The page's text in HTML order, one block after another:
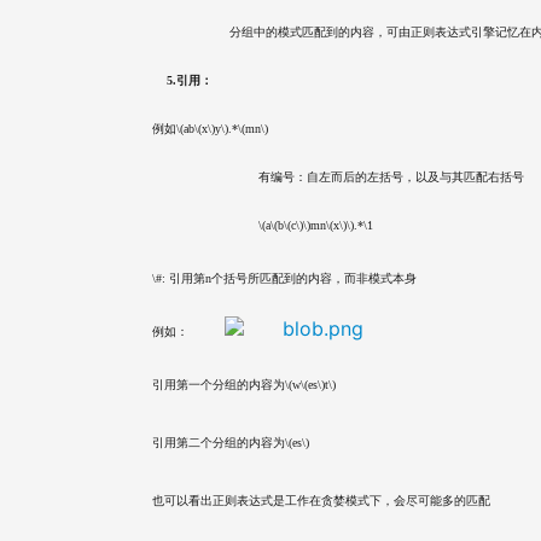
分组中的模式匹配到的内容，可由正则表达式引擎记忆
5.引用：
例如\(ab\(x\)y\).*\(mn\)
				    有编号：自左而后的左括号，以及与其匹配右括号
				    \(a\(b\(c\)\)mn\(x\)\).*\1
\#: 引用第n个括号所匹配到的内容，而非模式本身
例如：
引用第一个分组的内容为\(w\(es\)t\)
引用第二个分组的内容为\(es\)
也可以看出正则表达式是工作在贪婪模式下，会尽可能多的匹配